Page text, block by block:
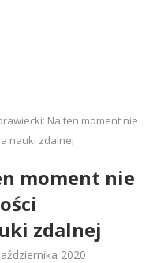
Na ten moment nie
nauki zdalnej
moment nie
zdalnej
2020